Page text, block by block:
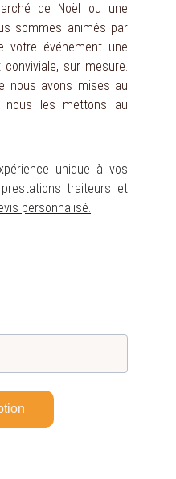
de Noël ou une
sommes animés par
événement une
sur mesure.
nous avons mises au
nous les mettons au
unique à vos
traiteurs et
personnalisé.